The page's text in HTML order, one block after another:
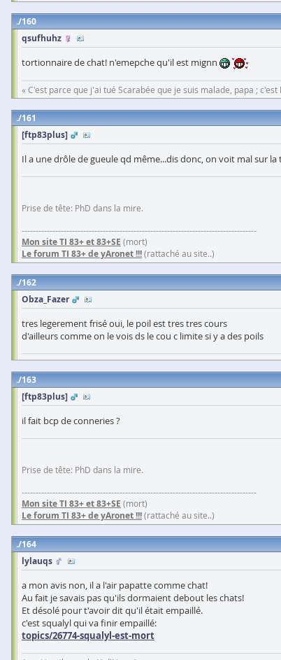
160
qsufhuhz
tortionnaire de chat! n'emepche qu'il est mignn
« C'est parce que j'ai tué Scarabée que je suis malade, papa ;
161
[ftp83plus]
Il a une drôle de gueule qd même...dis donc, on voit mal sur
Prise de tête: PhD dans la mire.
------------------------------------------------------------------------------------
Mon site TI 83+ et 83+SE (mort)
Le forum TI 83+ de yAronet !!!(rattaché au site..)
162
Obza_Fazer
tres legerement frisé oui, le poil est tres tres cours
d'ailleurs comme on le vois ds le cou c limite si y a des poils
163
[ftp83plus]
il fait bcp de conneries ?
Prise de tête: PhD dans la mire.
------------------------------------------------------------------------------------
Mon site TI 83+ et 83+SE (mort)
Le forum TI 83+ de yAronet !!!(rattaché au site..)
164
lylauqs
a mon avis non, il a l'air papatte comme chat!
Au fait je savais pas qu'ils dormaient debout les chats!
Et désolé pour t'avoir dit qu'il était empaillé.
c'est squalyl qui va finir empaillé:
topics/26774-squalyl-est-mort